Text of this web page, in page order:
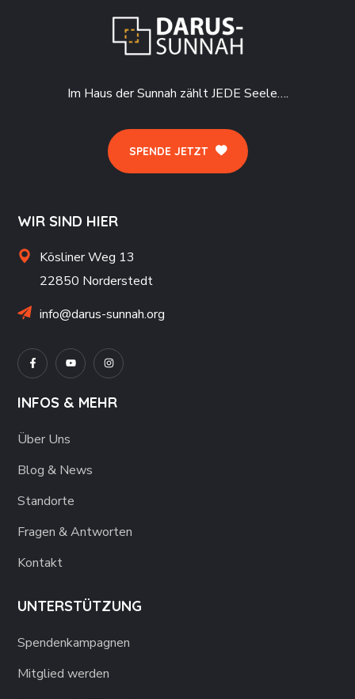
Im Haus der Sunnah zählt JEDE Seele….
SPENDE JETZT
WIR SIND HIER
Kösliner Weg 13
22850 Norderstedt
info@darus-sunnah.org
INFOS & MEHR
Über Uns
Blog & News
Standorte
Fragen & Antworten
Kontakt
UNTERSTÜTZUNG
Spendenkampagnen
Mitglied werden